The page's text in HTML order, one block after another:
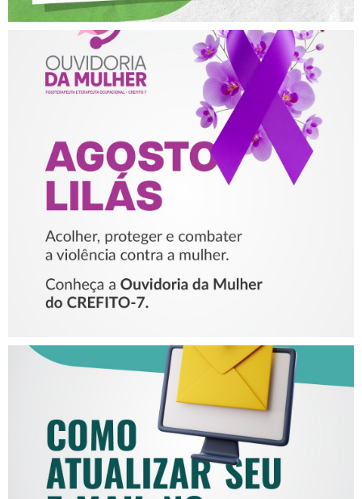
AGOSTO LILÁS – ACOLHER,
PROTEGER E COMBATER A
VIOLÊNCIA CONTRA A
MULHER
COMO ATUALIZAR SEU E-
MAIL NO CREFITO-7